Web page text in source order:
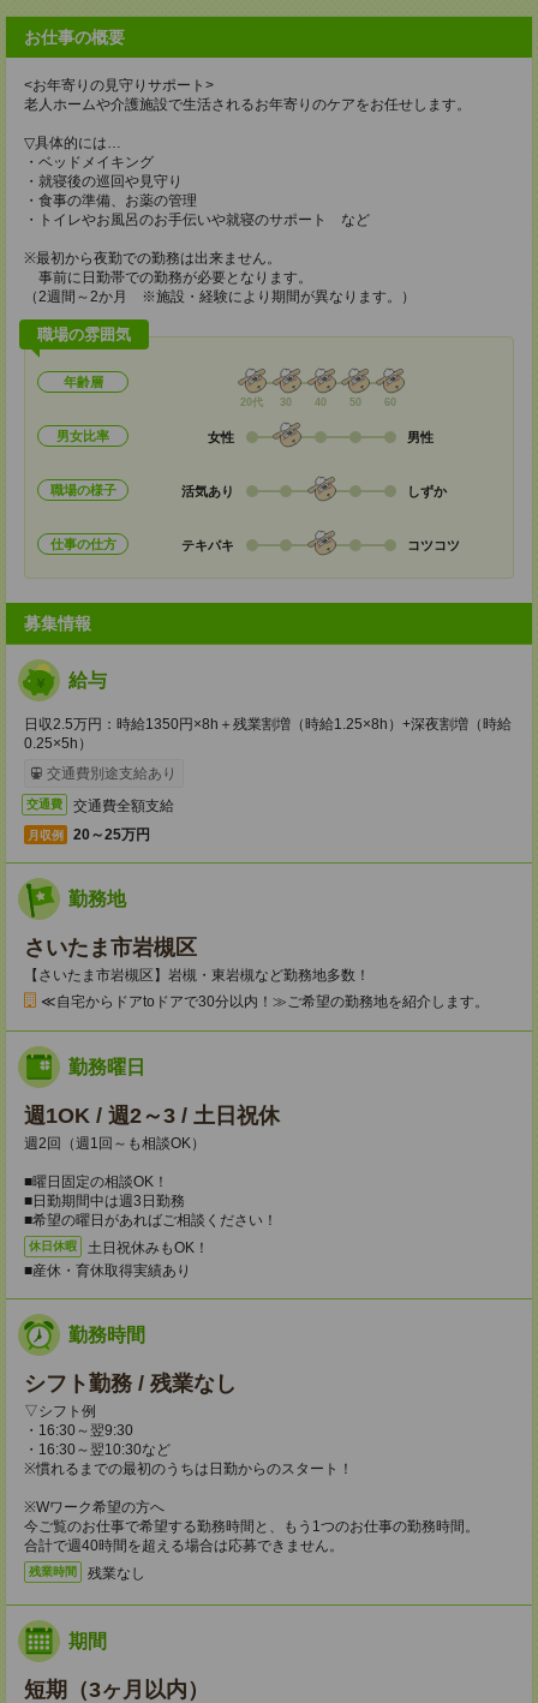
お仕事の概要
<お年寄りの見守りサポート>
老人ホームや介護施設で生活されるお年寄りのケアをお任せします。
▽具体的には…
・ベッドメイキング
・就寝後の巡回や見守り
・食事の準備、お薬の管理
・トイレやお風呂のお手伝いや就寝のサポート など
※最初から夜勤での勤務は出来ません。
事前に日勤帯での勤務が必要となります。
（2週間～2か月 ※施設・経験により期間が異なります。）
職場の雰囲気
年齢層
20代 30 40 50 60
男女比率 女性 男性
職場の様子 活気あり しずか
仕事の仕方 テキパキ コツコツ
募集情報
給与
日収2.5万円：時給1350円×8h＋残業割増（時給1.25×8h）+深夜割増（時給
0.25×5h）
交通費別途支給あり
交通費 交通費全額支給
月収例 20～25万円
勤務地
さいたま市岩槻区
【さいたま市岩槻区】岩槻・東岩槻など勤務地多数！
≪自宅からドアtoドアで30分以内！≫ご希望の勤務地を紹介します。
勤務曜日
週1OK / 週2～3 / 土日祝休
週2回（週1回～も相談OK）
■曜日固定の相談OK！
■日勤期間中は週3日勤務
■希望の曜日があればご相談ください！
休日休暇
土日祝休みもOK！
■産休・育休取得実績あり
勤務時間
シフト勤務 / 残業なし
▽シフト例
・16:30～翌9:30
・16:30～翌10:30など
※慣れるまでの最初のうちは日勤からのスタート！
※Wワーク希望の方へ
今ご覧のお仕事で希望する勤務時間と、もう1つのお仕事の勤務時間。
合計で週40時間を超える場合は応募できません。
残業時間 残業なし
期間
短期（3ヶ月以内）